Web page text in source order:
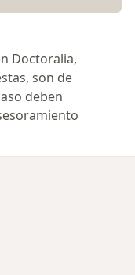
Doctoralia,
son de
deben